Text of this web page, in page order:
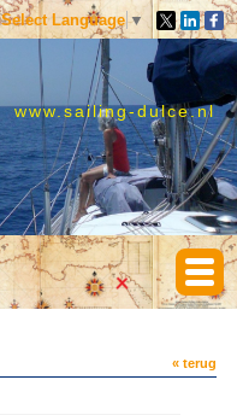
Select Language ▼
www.sailing-dulce.nl
« terug